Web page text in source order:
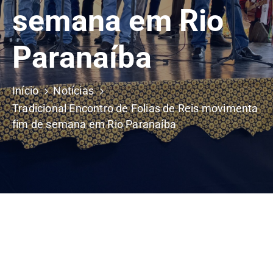
semana em Rio
Paranaíba
Início
Notícias
Tradicional Encontro de Folias de Reis movimenta
fim de semana em Rio Paranaíba